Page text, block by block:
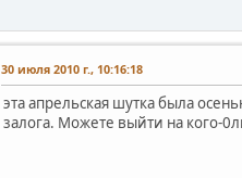
30 июля 2010 г., 10:16:18
эта апрельская шутка была
залога. Можете выйти на кого-